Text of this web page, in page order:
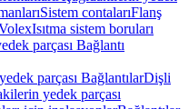
Sistem contalarıFlanş
Isıtma sistem boruları
parçası Bağlantı
parçası BağlantılarDişli
yedek parçası